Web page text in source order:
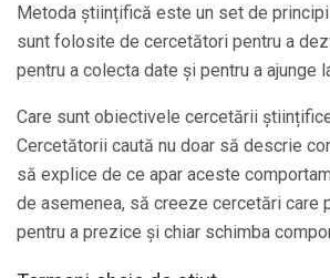
Metoda științifică este un set de
sunt folosite de cercetători pentru a
pentru a colecta date și pentru a ajunge
Care sunt obiectivele cercetării
Cercetătorii caută nu doar să descrie
să explice de ce apar aceste
de asemenea, să creeze cercetări care
pentru a prezice și chiar schimba